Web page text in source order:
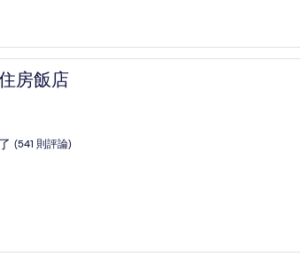
房飯店
飯店
(541 則評論)